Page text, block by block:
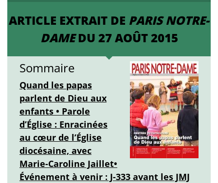
ARTICLE EXTRAIT DE PARIS NOTRE-
DAMEDU 27 AOÛT 2015
Sommaire
Quand les papas
parlent de Dieu aux
enfants • Parole
d’Église : Enracinées
au cœur de l’Église
diocésaine, avec
Marie-Caroline Jaillet•
Événement à venir : J-333 avant les JMJ